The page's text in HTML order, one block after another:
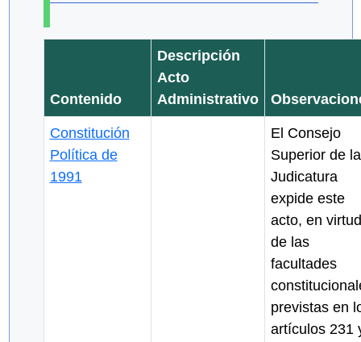
Contenido
Descripción
Acto
Administrativo
Constitución
Política de
1991
El Consejo
Superior de la
Judicatura
expide este
acto, en virtud
de las
facultades
previstas en
artículos 231